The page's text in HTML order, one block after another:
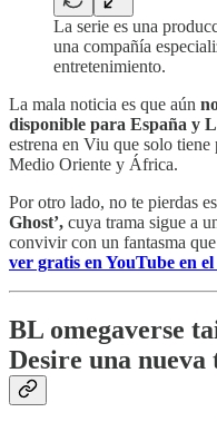
La serie es una
una compañía
entretenimiento.
La mala noticia es que aún
disponible para España y
estrena en Viu que solo tiene
Medio Oriente y África.
Por otro lado, no te pierdas
Ghost’, cuya trama sigue a
convivir con un fantasma
ver gratis en YouTube en
BL omegaverse
Desire una nueva